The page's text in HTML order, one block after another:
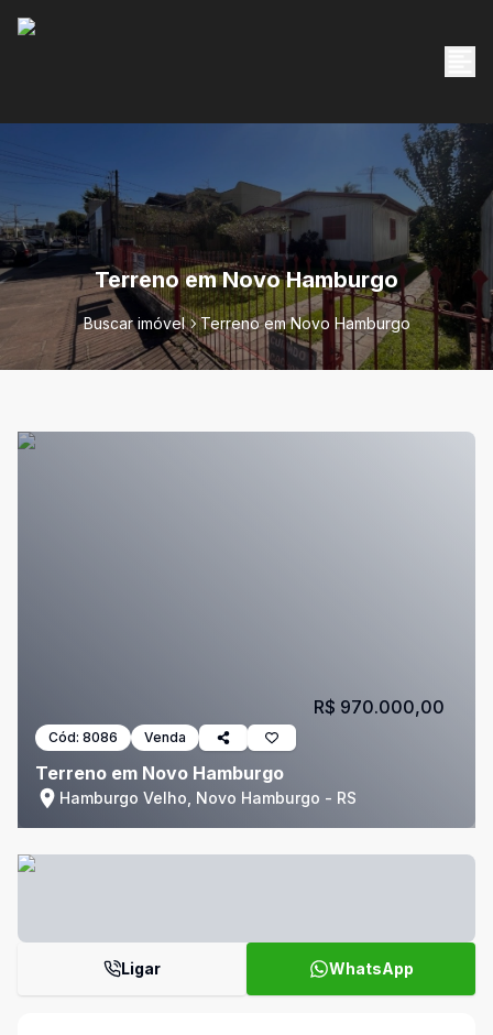
Terreno em Novo Hamburgo
Buscar imóvel Terreno em Novo Hamburgo
Cód: 8086 Venda
Terreno em Novo Hamburgo
Hamburgo Velho, Novo Hamburgo - RS
R$ 970.000,00
Ligar WhatsApp